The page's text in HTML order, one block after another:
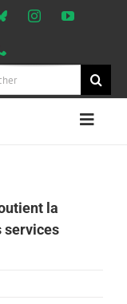
la
services